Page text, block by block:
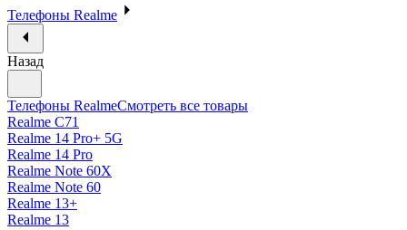
Телефоны Realme
Назад
Телефоны RealmeСмотреть все товары
Realme C71
Realme 14 Pro+ 5G
Realme 14 Pro
Realme Note 60X
Realme Note 60
Realme 13+
Realme 13